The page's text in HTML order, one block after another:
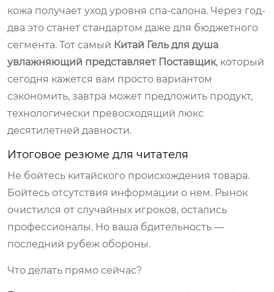
кожа получает уход уровня спа-салона. Через год-
два это станет стандартом даже для бюджетного
сегмента. Тот самый Китай Гель для душа
увлажняющий представляет Поставщик, который
сегодня кажется вам просто вариантом
сэкономить, завтра может предложить продукт,
технологически превосходящий люкс
десятилетней давности.
Итоговое резюме для читателя
Не бойтесь китайского происхождения товара.
Бойтесь отсутствия информации о нем. Рынок
очистился от случайных игроков, остались
профессионалы. Но ваша бдительность —
последний рубеж обороны.
Что делать прямо сейчас?